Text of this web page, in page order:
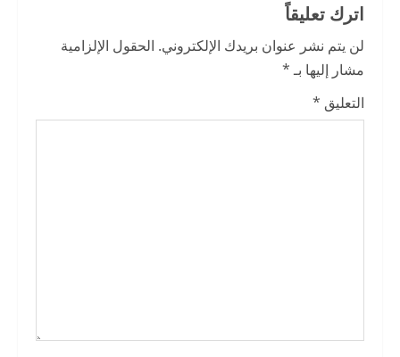
e
R
e
a
اترك تعليقاً
لن يتم نشر عنوان بريدك الإلكتروني. الحقول الإلزامية
مشار إليها بـ*
التعليق *